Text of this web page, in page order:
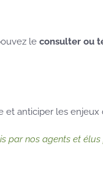
le consulter ou
et anticiper les enjeux
par nos agents et